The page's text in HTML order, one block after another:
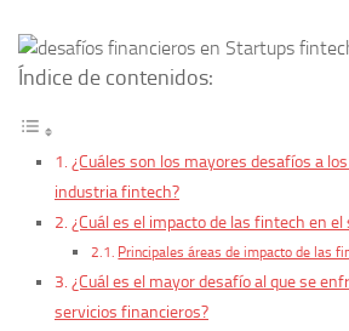
Índice de contenidos:
¿Cuáles son los mayores desafíos a
industria fintech?
¿Cuál es el impacto de las fintech en
Principales áreas de impacto de las
¿Cuál es el mayor desafío al que se
servicios financieros?